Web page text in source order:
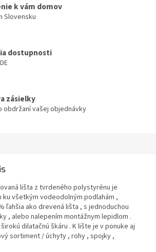
k vám domov
Slovensku
dostupnosti
zásielky
obdržaní vašej objednávky
lišta z tvrdeného polystyrénu je
ku všetkým vodeodolným podlahám ,
ľahšia ako drevená lišta , s jednoduchou
, alebo nalepením montážnym lepidlom .
dilatačnú škáru . K lište je v ponuke aj
sortiment / úchyty , rohy , spojky ,